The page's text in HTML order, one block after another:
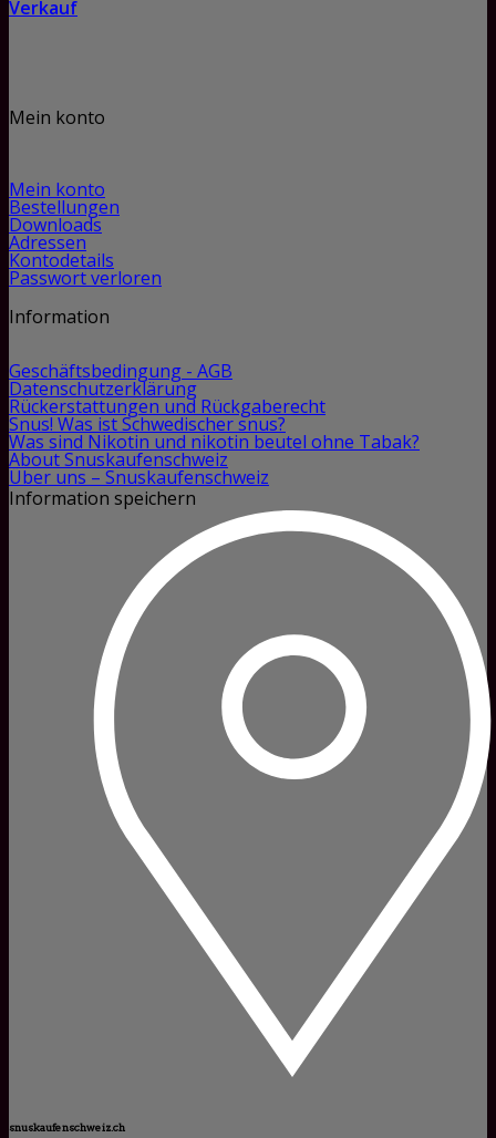
Verkauf
Mein konto
Mein konto
Bestellungen
Downloads
Adressen
Kontodetails
Passwort verloren
Information
Geschäftsbedingung - AGB
Datenschutzerklärung
Rückerstattungen und Rückgaberecht
Snus! Was ist Schwedischer snus?
Was sind Nikotin und nikotin beutel ohne Tabak?
About Snuskaufenschweiz
Über uns – Snuskaufenschweiz
Information speichern
snuskaufenschweiz.ch